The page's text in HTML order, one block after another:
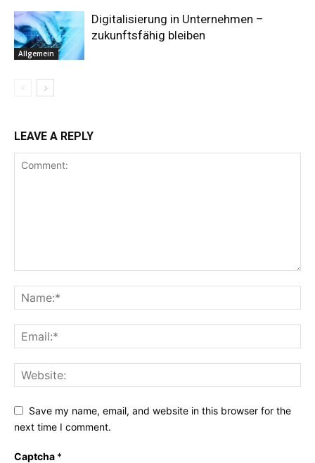
Allgemein
Digitalisierung in Unternehmen –
zukunftsfähig bleiben
LEAVE A REPLY
Save my name, email, and website in this browser for the
next time I comment.
Captcha *